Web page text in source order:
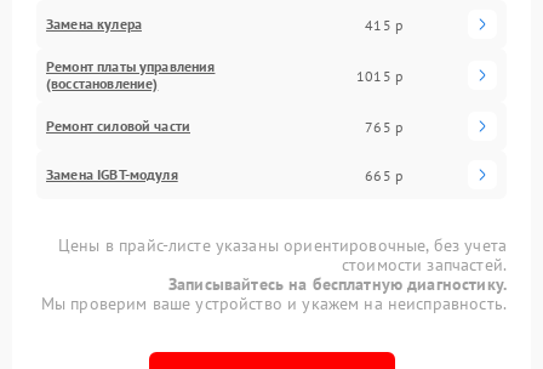
Замена кулера 415 р
Ремонт платы управления
(восстановление)
1015 р
Ремонт силовой части 765 р
Замена IGBT-модуля 665 р
Цены в прайс-листе указаны ориентировочные, без учета
стоимости запчастей.
Записывайтесь на бесплатную диагностику.
Мы проверим ваше устройство и укажем на неисправность.